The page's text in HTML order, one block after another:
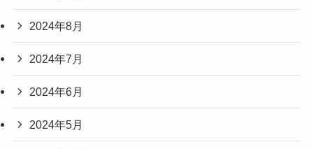
2024年8月
2024年7月
2024年6月
2024年5月